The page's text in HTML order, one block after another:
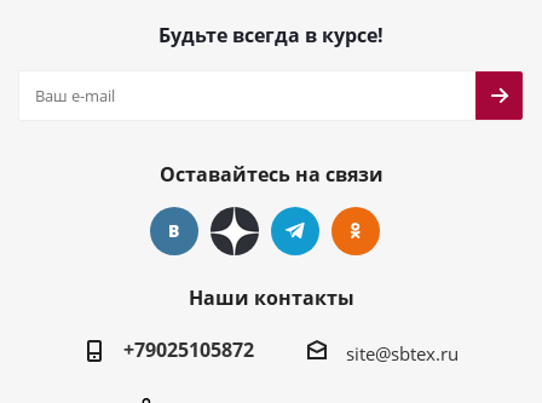
Будьте всегда в курсе!
Оставайтесь на связи
Наши контакты
+79025105872
site@sbtex.ru